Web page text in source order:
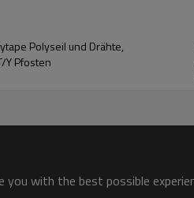
Polyseil und Drähte,
Y Pfosten
you with the best possible